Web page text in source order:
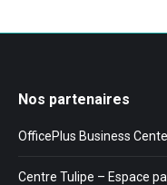
Nos partenaires
OfficePlus Business
Centre Tulipe – Espace